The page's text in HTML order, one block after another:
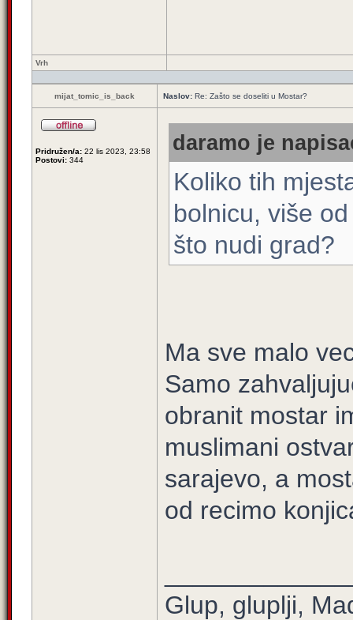
Vrh
mijat_tomic_is_back Naslov: Re: Zašto se doseliti u Mostar?
Pridružen/a: 22 lis 2023, 23:58
Postovi: 344
daramo je
Koliko tih
bolnicu, više
što nudi grad?
Ma sve malo
Samo
obranit mostar
muslimani
sarajevo, a
od recimo
Glup, gluplji,